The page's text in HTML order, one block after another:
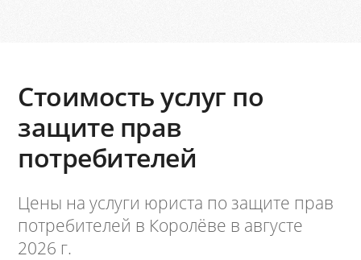
Стоимость услуг по
защите прав
потребителей
Цены на услуги юриста по защите прав
потребителей в Королёве в августе
2026 г.